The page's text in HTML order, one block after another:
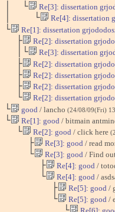
│ └ Re[3]: dissertation
│ └ Re[4]: dissertation
└ Re[1]: dissertation
├ Re[2]: dissertation
│└ Re[3]: dissertation
├ Re[2]: dissertation
├ Re[2]: dissertation
├ Re[2]: dissertation
└ Re[2]: dissertation
└ good / lancho (24/08/09(Fri)
└ Re[1]: good / bitmain
└ Re[2]: good / click here
├ Re[3]: good / read
└ Re[3]: good / Find
├ Re[4]: good /
└ Re[4]: good /
├ Re[5]: good /
└ Re[5]: good /
└